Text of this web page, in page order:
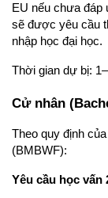
EU nếu chưa
sẽ được yêu cầu
nhập học đại học.
Thời gian dự bị:
Cử nhân
Theo quy định
(BMBWF):
Yêu cầu học vấn